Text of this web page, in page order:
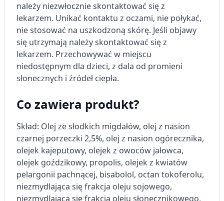
należy niezwłocznie skontaktować się z
lekarzem. Unikać kontaktu z oczami, nie połykać,
nie stosować na uszkodzoną skórę. Jeśli objawy
się utrzymają należy skontaktować się z
lekarzem. Przechowywać w miejscu
niedostępnym dla dzieci, z dala od promieni
słonecznych i źródeł ciepła.
Co zawiera produkt?
Skład: Olej ze słodkich migdałów, olej z nasion
czarnej porzeczki 2,5%, olej z nasion ogórecznika,
olejek kajeputowy, olejek z owoców jałowca,
olejek goździkowy, propolis, olejek z kwiatów
pelargonii pachnącej, bisabolol, octan tokoferolu,
niezmydlająca się frakcja oleju sojowego,
niezmydlająca się frakcja oleju słonecznikowego,
Rozumienie odbiorców dzięki statystyce lub
kombinacji danych z różnych źródeł
Rozwój i ulepszanie usług
Wykorzystywanie ograniczonych danych do
wyboru treści
Funkcje specjalne IAB:
Użycie dokładnych danych
geolokalizacyjnych
Identyfikowanie urządzeń na podstawie
aktywnie żądanych informacji
Cele przetwarzania inne niż IAB:
Niezbędne
Wydajność (Performance)